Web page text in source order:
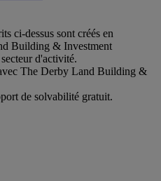
ci-dessus sont créés en
Building & Investment
d'activité.
The Derby Land Building &
de solvabilité gratuit.